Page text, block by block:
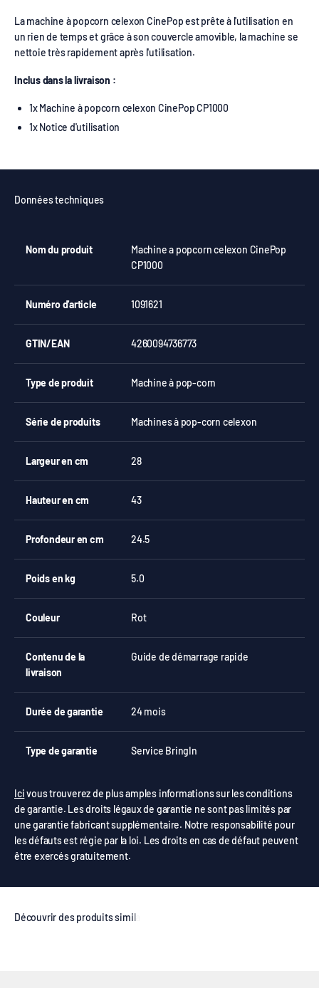
La machine à popcorn celexon CinePop est prête à l'utilisation en
un rien de temps et grâce à son couvercle amovible, la machine se
nettoie très rapidement après l'utilisation.
Inclus dans la livraison :
1x Machine à popcorn celexon CinePop CP1000
1x Notice d'utilisation
Données techniques
Nom du produit
Machine a popcorn celexon CinePop
CP1000
Numéro d'article 1091621
GTIN/EAN 4260094736773
Type de produit Machine à pop-corn
Série de produits Machines à pop-corn celexon
Largeur en cm 28
Hauteur en cm 43
Profondeur en cm 24.5
Poids en kg 5.0
Couleur Rot
Contenu de la
livraison
Guide de démarrage rapide
Durée de garantie 24 mois
Type de garantie Service BringIn
Icivous trouverez de plus amples informations sur les conditions
de garantie. Les droits légaux de garantie ne sont pas limités par
une garantie fabricant supplémentaire. Notre responsabilité pour
les défauts est régie par la loi. Les droits en cas de défaut peuvent
être exercés gratuitement.